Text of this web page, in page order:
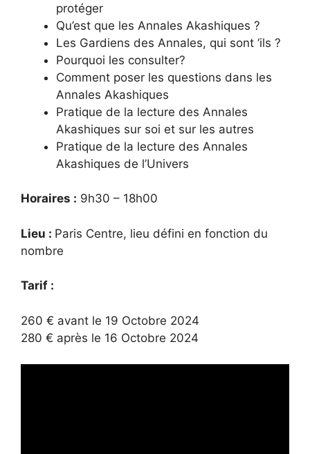
protéger
Qu’est que les Annales Akashiques ?
Les Gardiens des Annales, qui sont ‘ils ?
Pourquoi les consulter?
Comment poser les questions dans les
Annales Akashiques
Pratique de la lecture des Annales
Akashiques sur soi et sur les autres
Pratique de la lecture des Annales
Akashiques de l’Univers
Horaires : 9h30 – 18h00
Lieu : Paris Centre, lieu défini en fonction du
nombre
Tarif :
260 € avant le 19 Octobre 2024
280 € après le 16 Octobre 2024